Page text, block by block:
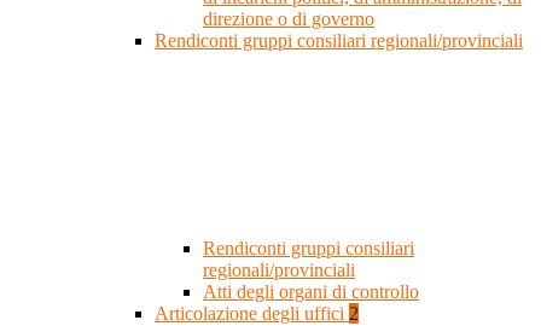
direzione o di governo
Rendiconti gruppi consiliari regionali/provinciali
Rendiconti gruppi consiliari
regionali/provinciali
Atti degli organi di controllo
Articolazione degli uffici 2